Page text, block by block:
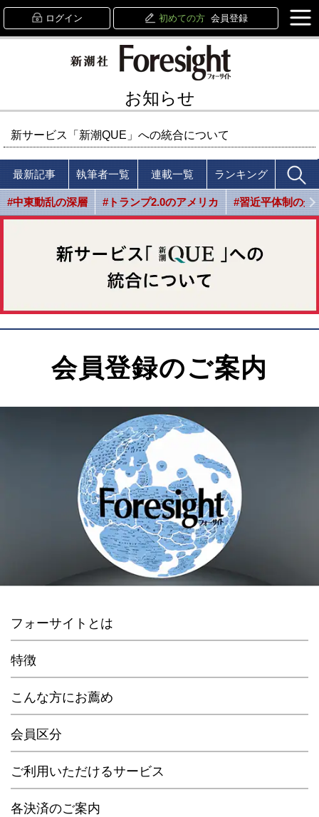
ログイン 初めての方 会員登録
お知らせ
新サービス「新潮QUE」への統合について
最新記事 執筆者一覧 連載一覧 ランキング
#中東動乱の深層 #トランプ2.0のアメリカ #習近平体制の光
会員登録のご案内
フォーサイトとは
特徴
こんな方にお薦め
会員区分
ご利用いただけるサービス
各決済のご案内